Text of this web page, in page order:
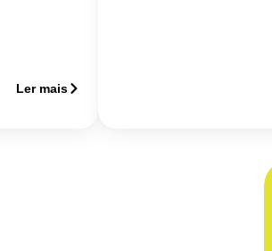
Ler mais